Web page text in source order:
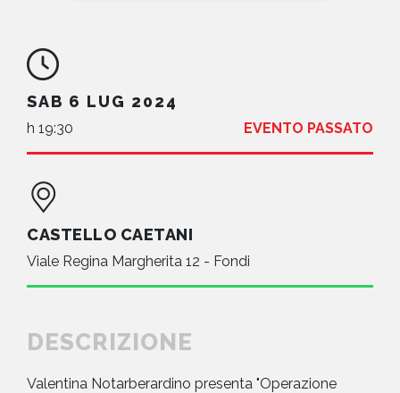
SAB 6 LUG 2024
h 19:30 EVENTO PASSATO
CASTELLO CAETANI
Viale Regina Margherita 12 - Fondi
DESCRIZIONE
Valentina Notarberardino presenta "Operazione